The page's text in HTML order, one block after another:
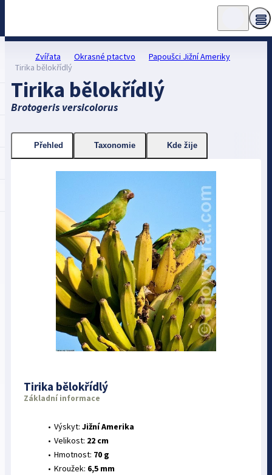
Zvířata Okrasné ptactvo
Papoušci Jižní Ameriky
Tirika bělokřídlý
Tirika bělokřídlý
Brotogeris versicolorus
Přehled Taxonomie Kde žije
Tirika bělokřídlý
Základní informace
Výskyt: Jižní Amerika
Velikost: 22 cm
Hmotnost: 70 g
Kroužek: 6,5 mm